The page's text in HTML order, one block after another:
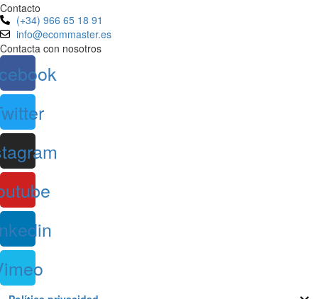
Contacto
(+34) 966 65 18 91
info@ecommaster.es
Contacta con nosotros